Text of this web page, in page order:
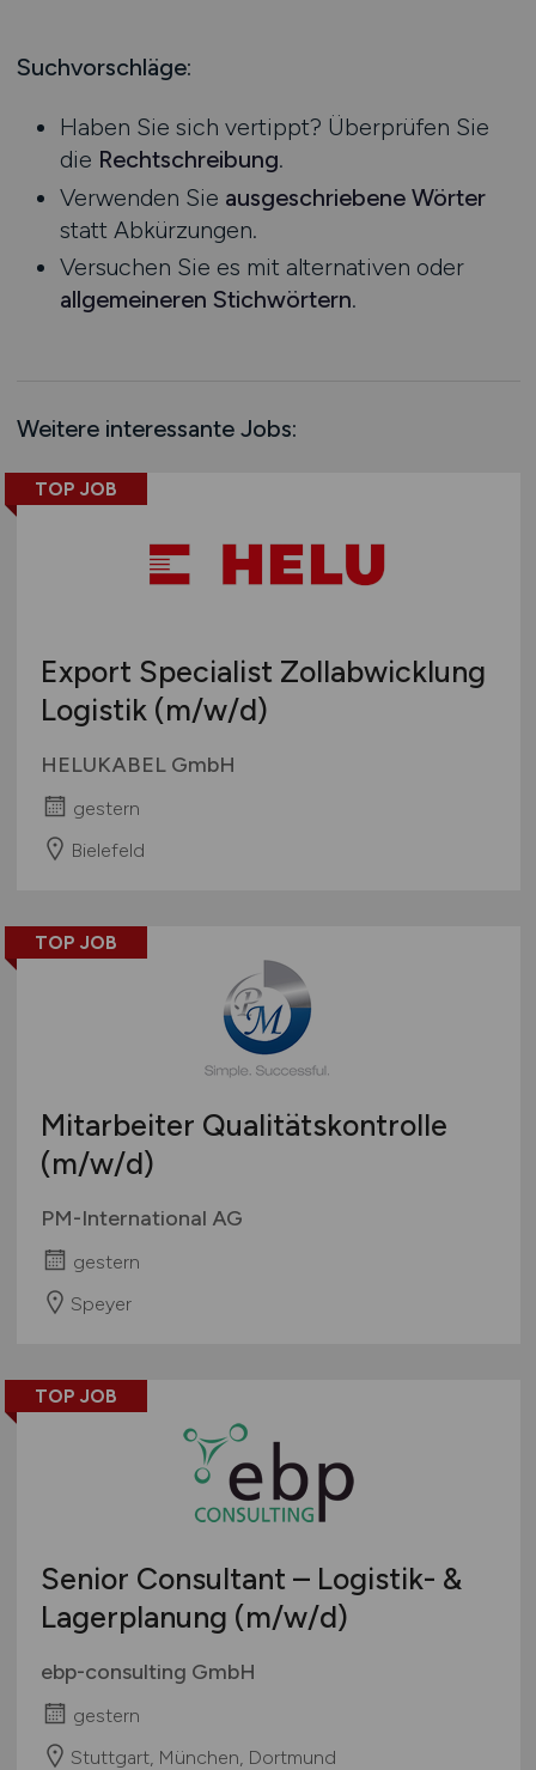
Schienen- / Straßen- / Luft- / Seefracht
Supply Chain Management
Vertrieb / Verkauf / Handel
Zoll / Behörden
Sonstige
Mecklenburg-Vorpommern
Nordrhein-Westfalen
Rheinland-Pfalz
Saarland
Sachsen
Sachsen-Anhalt
Schleswig-Holstein
Schweiz
Europa
International
Suchvorschläge:
Haben Sie sich vertippt? Überprüfen Sie
die Rechtschreibung.
Verwenden Sie ausgeschriebene Wörter
statt Abkürzungen.
Versuchen Sie es mit alternativen oder
allgemeineren Stichwörtern.
Weitere interessante Jobs:
TOP JOB
Export Specialist Zollabwicklung
Logistik (m/w/d)
HELUKABEL GmbH
gestern
Bielefeld
TOP JOB
Mitarbeiter Qualitätskontrolle
(m/w/d)
PM-International AG
gestern
Speyer
TOP JOB
Senior Consultant – Logistik- &
Lagerplanung (m/w/d)
ebp-consulting GmbH
gestern
Stuttgart, München, Dortmund